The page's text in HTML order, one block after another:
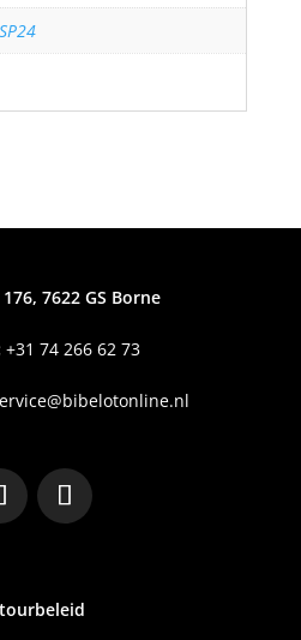
SP24
7622 GS Borne
+31 74 266 62 73